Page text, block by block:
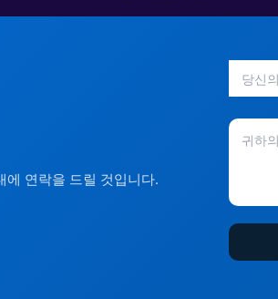
연락을 드릴 것입니다.